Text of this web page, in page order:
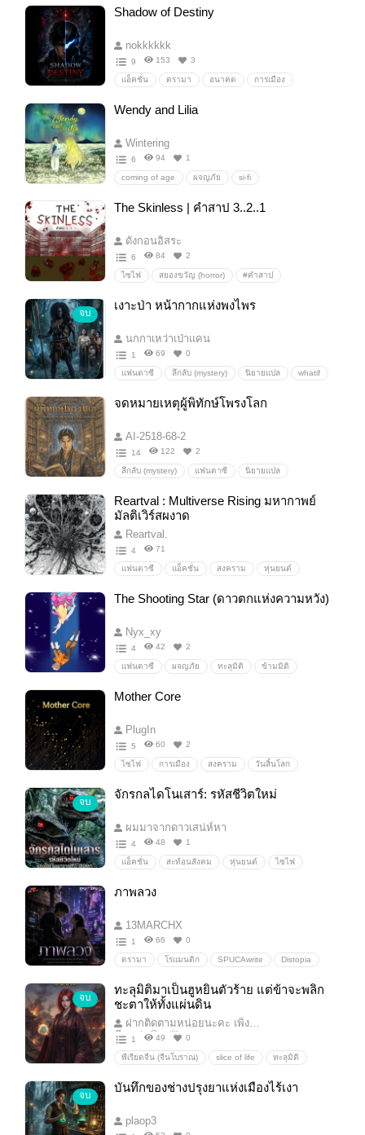
ข้ามเวลา ไซไฟ-แฟนตาซี
Shadow of Destiny
nokkkkkk
9 153 3
แอ็คชั่น ดรามา อนาคต การเมือง
โลกอนาคต วิทยาศาสตร์
Wendy and Lilia
Wintering
6 94 1
coming of age ผจญภัย si-fi
ผจญภัย/adventure
The Skinless | คำสาป 3..2..1
ดังกอนอิสระ
6 84 2
ไซไฟ สยองขวัญ (horror) #คำสาป
#ระทึกขวัญ สัตว์ประหลาด
จบ
เงาะป่า หน้ากากแห่งพงไพร
นกกาเหว่าเป่าแคน
1 69 0
แฟนตาซี ลึกลับ (mystery) นิยายแปล whatif
จดหมายเหตุผู้พิทักษ์โพรงโลก
AI-2518-68-2
14 122 2
ลึกลับ (mystery) แฟนตาซี นิยายแปล
พลังพิเศษ เอาชีวิตรอด ปรัชญา พลังจิต
สงคราม
ทะลุมิติ
Reartval : Multiverse Rising มหากาพย์
มัลติเวิร์สผงาด
Reartval.
4 71
แฟนตาซี แอ็คชั่น สงคราม หุ่นยนต์
ต่างดาว alien จักรวาล ยานอวกาศ
ไซไฟ โลกอนาคต
The Shooting Star (ดาวตกแห่งความหวัง)
Nyx_xy
4 42 2
แฟนตาซี ผจญภัย ทะลุมิติ ข้ามมิติ
วิทยาศาสตร์แฟนตาซี/sci-fi
Mother Core
PlugIn
5 60 2
ไซไฟ การเมือง สงคราม วันสิ้นโลก
จบ
จักรกลไดโนเสาร์: รหัสชีวิตใหม่
ผมมาจากดาวเสน่ห์หา
4 48 1
แอ็คชั่น สะท้อนสังคม หุ่นยนต์ ไซไฟ
การทดลอง
เสียดสี
ภาพลวง
13MARCHX
1 66 0
ดรามา โรแมนติก SPUCAwrite Distopia
จบ
ทะลุมิติมาเป็นฮูหยินตัวร้าย แต่ข้าจะพลิก
ชะตาให้ทั้งแผ่นดิน
ฝากติดตามหน่อยนะคะ เพิ่งหัดเ
ขียนค่ะ🥹🙏🏻
1 49 0
พีเรียดจีน (จีนโบราณ) slice of life ทะลุมิติ
จบ
บันทึกของช่างปรุงยาแห่งเมืองไร้เงา
plaop3